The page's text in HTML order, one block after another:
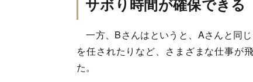
サボり時間が確保できる
一方、Bさんはというと、Aさんと同
を任されたりなど、さまざまな仕事が
た。